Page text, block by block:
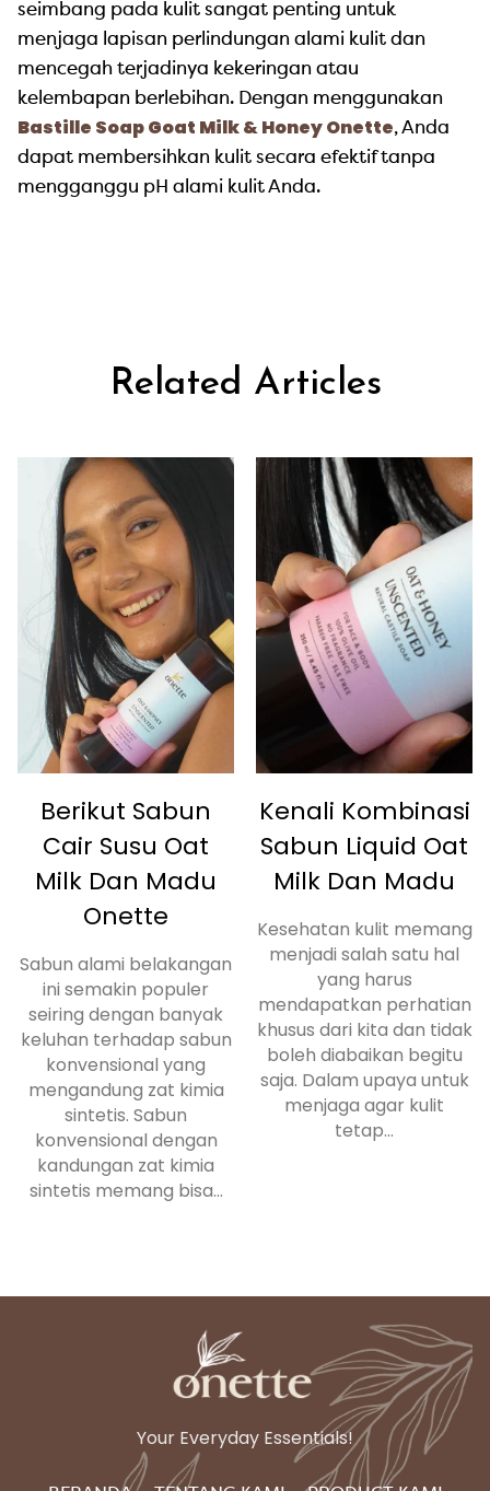
seimbang pada kulit sangat penting untuk
menjaga lapisan perlindungan alami kulit dan
mencegah terjadinya kekeringan atau
kelembapan berlebihan. Dengan menggunakan
Bastille Soap Goat Milk & Honey Onette, Anda
dapat membersihkan kulit secara efektif tanpa
mengganggu pH alami kulit Anda.
Related Articles
Berikut Sabun
Cair Susu Oat
Milk Dan Madu
Onette
Sabun alami belakangan
ini semakin populer
seiring dengan banyak
keluhan terhadap sabun
konvensional yang
mengandung zat kimia
sintetis. Sabun
konvensional dengan
kandungan zat kimia
sintetis memang bisa...
Kenali Kombinasi
Sabun Liquid Oat
Milk Dan Madu
Kesehatan kulit memang
menjadi salah satu hal
yang harus
mendapatkan perhatian
khusus dari kita dan tidak
boleh diabaikan begitu
saja. Dalam upaya untuk
menjaga agar kulit
tetap...
Your Everyday Essentials!